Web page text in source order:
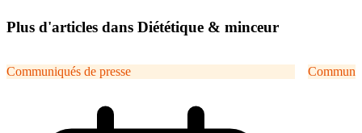
Plus d'articles dans Diététique & minceur
Communiqués de presse